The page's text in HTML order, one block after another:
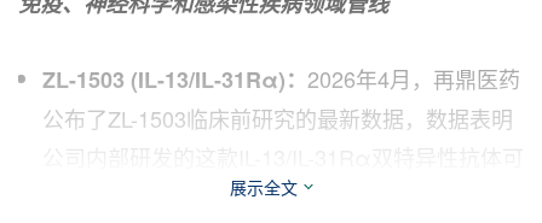
ZL-1503 (IL-13/IL-31Rα)： 2026年4月，再鼎医药
公布了ZL-1503临床前研究的最新数据，数据表明
能持续抑制特应性疾病引起的剧烈瘙痒和炎症。这
展示全文